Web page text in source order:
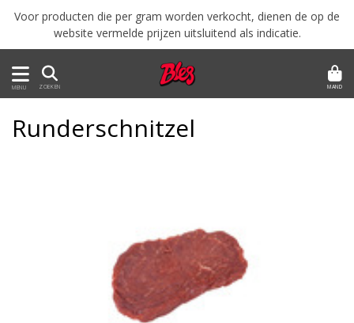
Voor producten die per gram worden verkocht, dienen de op de
website vermelde prijzen uitsluitend als indicatie.
MENU ZOEKEN MAND
Runderschnitzel